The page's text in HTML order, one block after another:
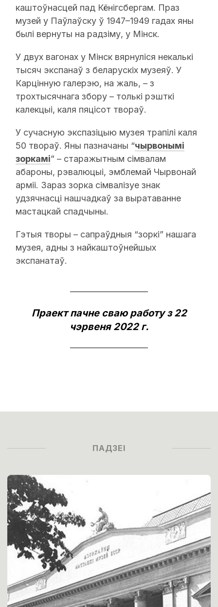
каштоўнасцей пад Кёнігсбергам. Праз
музей у Паўлаўску ў 1947–1949 гадах яны
былі вернуты на радзіму, у Мінск.
У двух вагонах у Мінск вярнуліся некалькі
тысяч экспанаў з беларускіх музеяў. У
Карцінную галерэю, на жаль, – з
трохтысячнага збору – толькі рэшткі
калекцыі, каля пяцісот твораў.
У сучасную экспазіцыю музея трапілі каля
50 твораў. Яны пазначаны “чырвонымі
зоркамі” – старажытным сімвалам
абароны, рэвалюцыі, эмблемай Чырвонай
арміі. Зараз зорка сімвалізуе знак
удзячнасці нашчадкаў за выратаванне
мастацкай спадчыны.
Гэтыя творы – сапраўдныя “зоркі” нашага
музея, адны з найкаштоўнейшых
экспанатаў.
Праект пачне сваю работу з 22
чэрвеня 2022 г.
ПАДЗЕІ